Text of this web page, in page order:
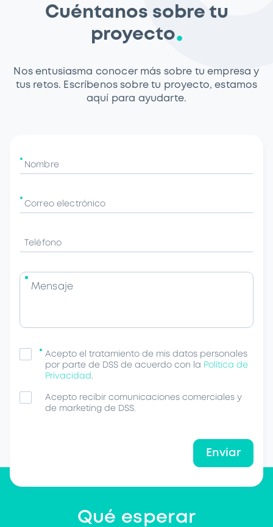
Cuéntanos sobre tu
proyecto
Nos entusiasma conocer más sobre tu empresa y
tus retos. Escríbenos sobre tu proyecto, estamos
aquí para ayudarte.
Nombre
Correo electrónico
Teléfono
Mensaje
Acepto el tratamiento de mis datos personales
por parte de DSS de acuerdo con la Política de
Privacidad
Acepto recibir comunicaciones comerciales y
de marketing de DSS.
Enviar
Qué esperar